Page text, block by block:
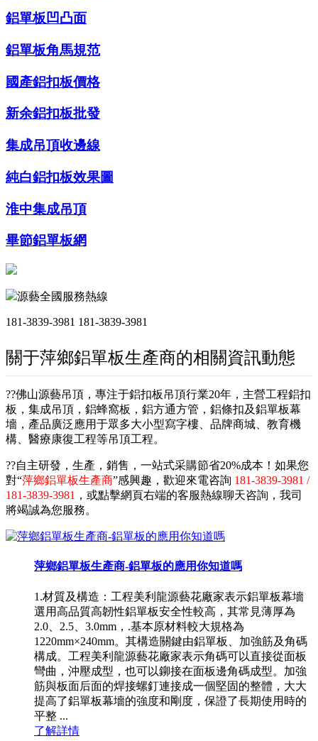
鋁單板凹凸面
鋁單板角馬規范
國產鋁扣板價格
新余鋁扣板批發
集成吊頂收邊線
純白鋁扣板效果圖
淮中集成吊頂
畢節鋁單板網
源藝全國服務熱線
181-3839-3981 181-3839-3981
關于萍鄉鋁單板生產商的相關資訊動態
??佛山源藝吊頂，專注于鋁扣板吊頂行業20年，主營工程鋁扣
板，集成吊頂，鋁蜂窩板，鋁方通方管，鋁條扣及鋁單板幕
墻，產品廣泛應用于眾多大小型寫字樓、品牌商城、教育機
構、醫療康復工程等吊頂工程。
??自主研發，生產，銷售，一站式采購節省20%成本！如果您
對“萍鄉鋁單板生產商”感興趣，歡迎來電咨詢 181-3839-3981 /
181-3839-3981 ，或點擊網頁右端的客服熱線聊天咨詢，我司
將竭誠為您服務。
萍鄉鋁單板生產商-鋁單板的應用你知道嗎
1.材質及構造：工程美利龍源藝花廠家表示鋁單板幕墻
選用高品質高韌性鋁單板安全性較高，其常見薄厚為
2.0、2.5、3.0mm，.基本原材料較大規格為
1220mm×240mm。其構造關鍵由鋁單板、加強筋及角碼
構成。工程美利龍源藝花廠家表示角碼可以直接從面板
彎曲，沖壓成型，也可以鉚接在面板邊角碼成型。加強
筋與板面后面的焊接螺釘連接成一個堅固的整體，大大
提高了鋁單板幕墻的強度和剛度，保證了長期使用時的
平整 ...
了解詳情